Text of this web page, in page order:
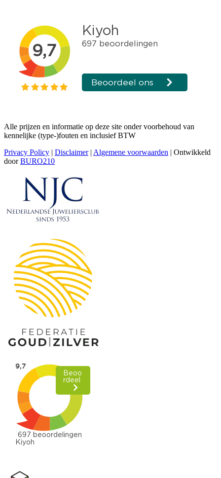
Alle prijzen en informatie op deze site onder voorbehoud van
kennelijke (type-)fouten en inclusief BTW
Privacy Policy | Disclaimer| Algemene voorwaarden | Ontwikkeld
doorBURO210